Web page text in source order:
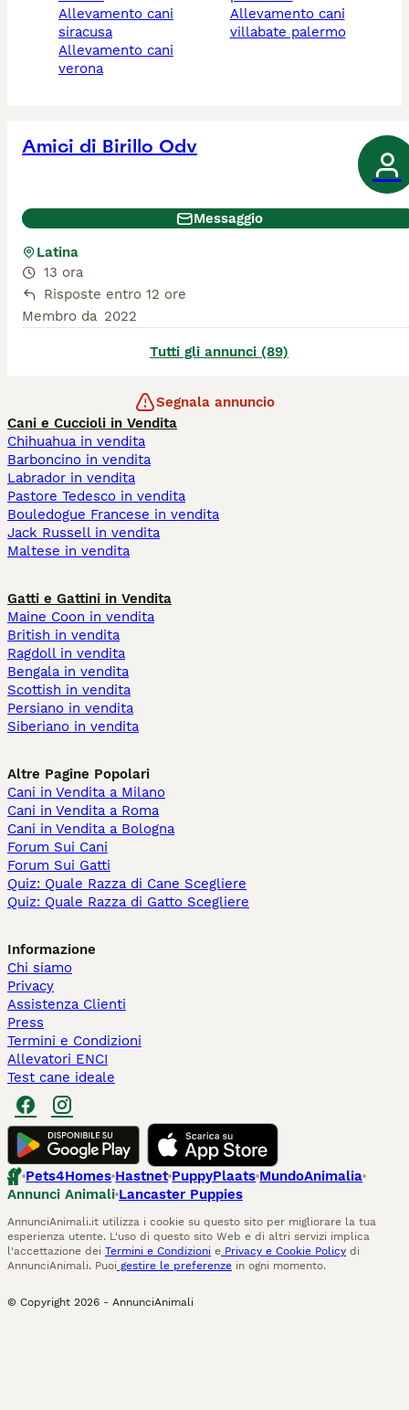
allevamento cani
siracusa
allevamento cani
verona
allevamento cani
villabate palermo
Amici di Birillo Odv
Messaggio
Latina
13 ora
Risposte entro 12 ore
Membro da 2022
Tutti gli annunci (89)
Segnala annuncio
Cani e Cuccioli in Vendita
Chihuahua in vendita
Barboncino in vendita
Labrador in vendita
Pastore Tedesco in vendita
Bouledogue Francese in vendita
Jack Russell in vendita
Maltese in vendita
Gatti e Gattini in Vendita
Maine Coon in vendita
British in vendita
Ragdoll in vendita
Bengala in vendita
Scottish in vendita
Persiano in vendita
Siberiano in vendita
Altre Pagine Popolari
Cani in Vendita a Milano
Cani in Vendita a Roma
Cani in Vendita a Bologna
Forum Sui Cani
Forum Sui Gatti
Quiz: Quale Razza di Cane Scegliere
Quiz: Quale Razza di Gatto Scegliere
Informazione
Chi siamo
Privacy
Assistenza Clienti
Press
Termini e Condizioni
Allevatori ENCI
Test cane ideale
Pets4Homes Hastnet PuppyPlaats MundoAnimalia
Annunci Animali Lancaster Puppies
AnnunciAnimali.it utilizza i cookie su questo sito per migliorare la tua
esperienza utente. L'uso di questo sito Web e di altri servizi implica
l'accettazione dei Termini e Condizioni e Privacy e Cookie Policy di
AnnunciAnimali. Puoi gestire le preferenze in ogni momento.
© Copyright 2026 - AnnunciAnimali